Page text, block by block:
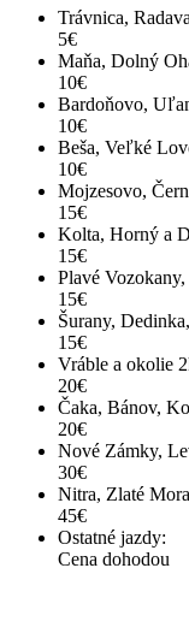
Trávnica,
5€
Maňa, Dolný
10€
Bardoňovo,
10€
Beša, Veľké
10€
Mojzesovo,
15€
Kolta, Horný a
15€
Plavé
15€
Šurany,
15€
Vráble a okolie
20€
Čaka, Bánov,
20€
Nové Zámky,
30€
Nitra, Zlaté
45€
Ostatné jazdy:
Cena dohodou